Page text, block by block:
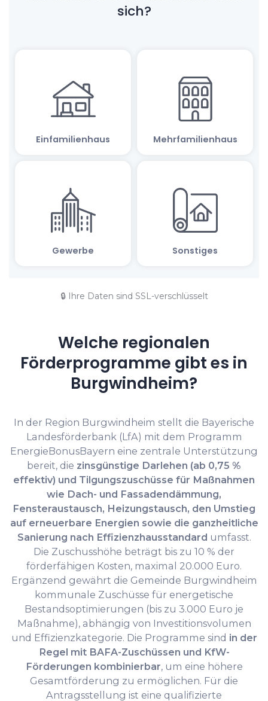
🔒 Ihre Daten sind SSL-verschlüsselt
Welche regionalen
Förderprogramme gibt es in
Burgwindheim?
In der Region Burgwindheim stellt die Bayerische
Landesförderbank (LfA) mit dem Programm
EnergieBonusBayern eine zentrale Unterstützung
bereit, die zinsgünstige Darlehen (ab 0,75 %
effektiv) und Tilgungszuschüsse für Maßnahmen
wie Dach- und Fassadendämmung,
Fensteraustausch, Heizungstausch, den Umstieg
auf erneuerbare Energien sowie die ganzheitliche
Sanierung nach Effizienzhausstandard umfasst.
Die Zuschusshöhe beträgt bis zu 10 % der
förderfähigen Kosten, maximal 20.000 Euro.
Ergänzend gewährt die Gemeinde Burgwindheim
kommunale Zuschüsse für energetische
Bestandsoptimierungen (bis zu 3.000 Euro je
Maßnahme), abhängig von Investitionsvolumen
und Effizienzkategorie. Die Programme sind in der
Regel mit BAFA-Zuschüssen und KfW-
Förderungen kombinierbar, um eine höhere
Gesamtförderung zu ermöglichen. Für die
Antragsstellung ist eine qualifizierte